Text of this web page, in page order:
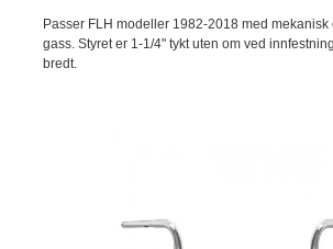
Passer FLH modeller 1982-2018 med
gass. Styret er 1-1/4" tykt uten om ved
bredt.